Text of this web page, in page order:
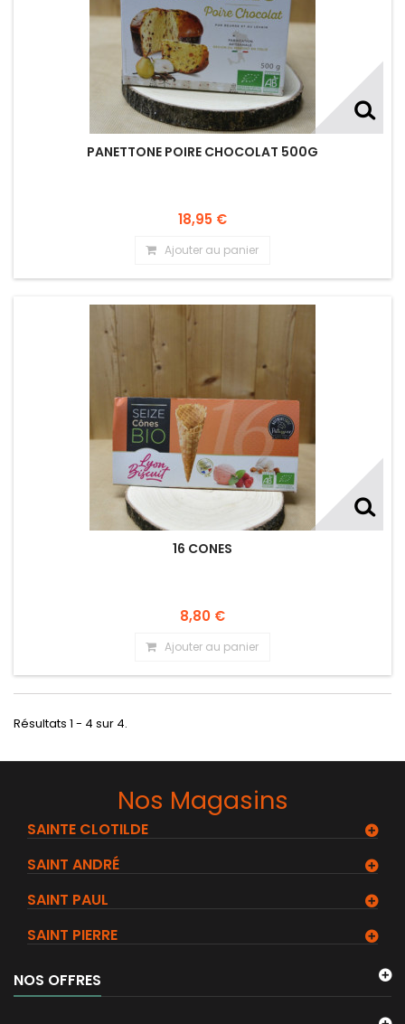
PANETTONE POIRE CHOCOLAT 500G
18,95 €
Ajouter au panier
16 CONES
8,80 €
Ajouter au panier
Résultats 1 - 4 sur 4.
Nos Magasins
SAINTE CLOTILDE
SAINT ANDRÉ
SAINT PAUL
SAINT PIERRE
NOS OFFRES